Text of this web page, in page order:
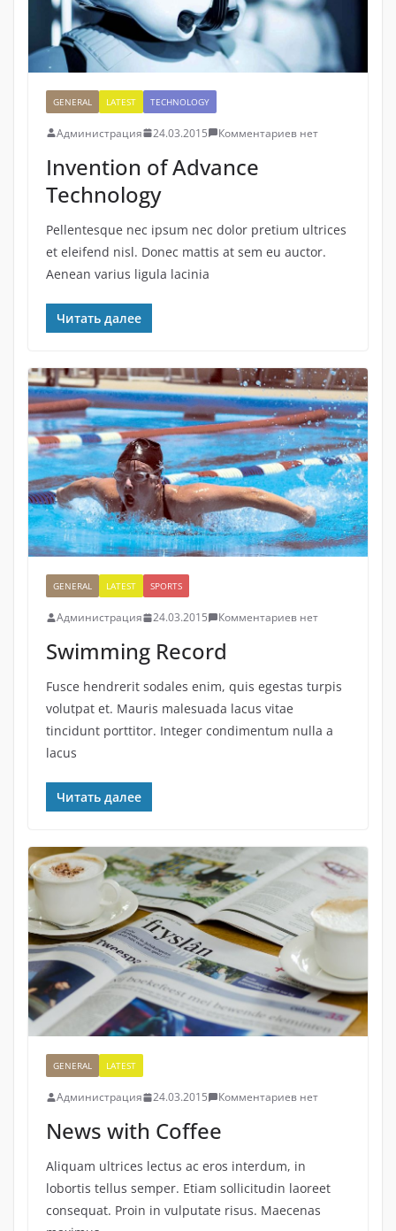
GENERAL LATEST TECHNOLOGY
Администрация 24.03.2015 Комментариев нет
Invention of Advance
Technology
Pellentesque nec ipsum nec dolor pretium ultrices
et eleifend nisl. Donec mattis at sem eu auctor.
Aenean varius ligula lacinia
Читать далее
GENERAL LATEST SPORTS
Администрация 24.03.2015 Комментариев нет
Swimming Record
Fusce hendrerit sodales enim, quis egestas turpis
volutpat et. Mauris malesuada lacus vitae
tincidunt porttitor. Integer condimentum nulla a
lacus
Читать далее
GENERAL LATEST
Администрация 24.03.2015 Комментариев нет
News with Coffee
Aliquam ultrices lectus ac eros interdum, in
lobortis tellus semper. Etiam sollicitudin laoreet
consequat. Proin in vulputate risus. Maecenas